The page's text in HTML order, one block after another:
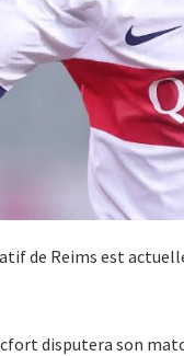
de Reims est
disputera son